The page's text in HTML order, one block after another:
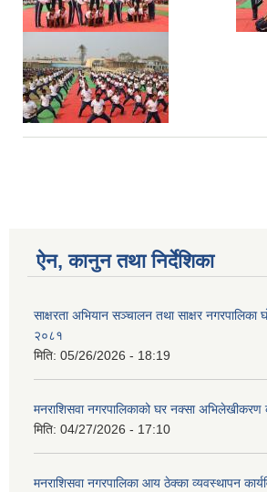
ऐन, कानुन तथा निर्देशिका
साक्षरता अभियान सञ्चालन तथा साक्षर नगरपालिका
२०८१
मिति: 05/26/2026 - 18:19
मनराशिसवा नगरपालिकाको घर नक्सा अभिलेखीकरण
मिति: 04/27/2026 - 17:10
मनराशिसवा नगरपालिका आय ठेक्का व्यवस्थापन